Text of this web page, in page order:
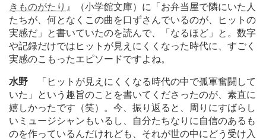
きものがたり 』（小学館文庫）に「お弁当屋で隣にいた人
たちが、何となくこの曲を口ずさんでいるのが、ヒットの
実感だ」と書いていたのを読んで、「なるほど」と。数字
や記録だけではヒットが見えにくくなった時代に、すごく
実感のこもったエピソードですよね。
水野 「ヒットが見えにくくなる時代の中で孤軍奮闘して
いた」という趣旨のことを書いてくださったのが、素直に
嬉しかったです（笑）。今、振り返ると、周りにすばらし
いミュージシャンもいるし、自分たちなりに自信のあるも
のを作っているんだけれども、それが世の中にどう受け入